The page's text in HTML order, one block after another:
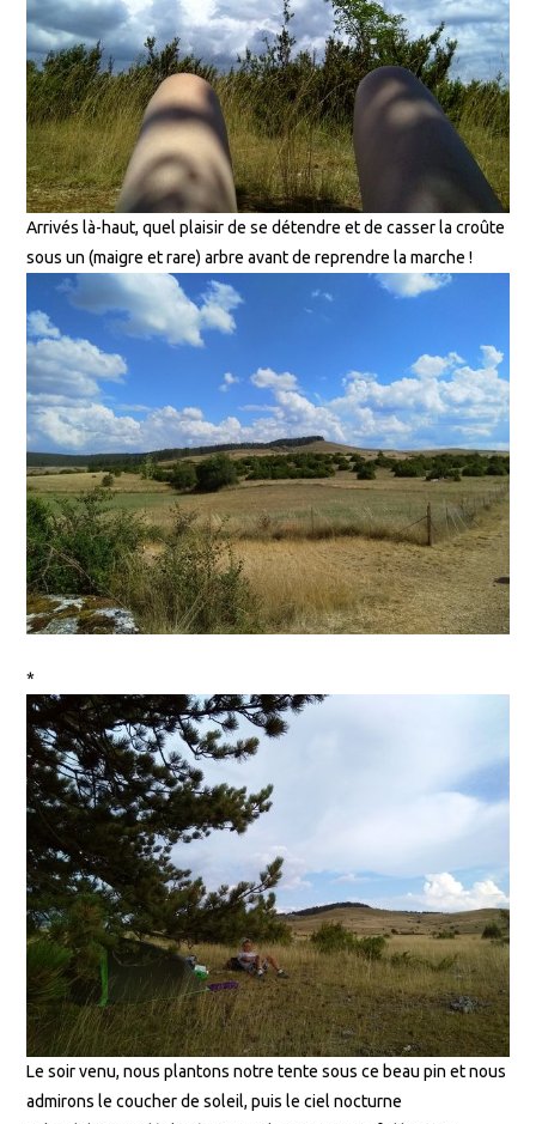
Arrivés là-haut, quel plaisir de se détendre et de casser la croûte
sous un (maigre et rare) arbre avant de reprendre la marche !
*
Le soir venu, nous plantons notre tente sous ce beau pin et nous
admirons le coucher de soleil, puis le ciel nocturne